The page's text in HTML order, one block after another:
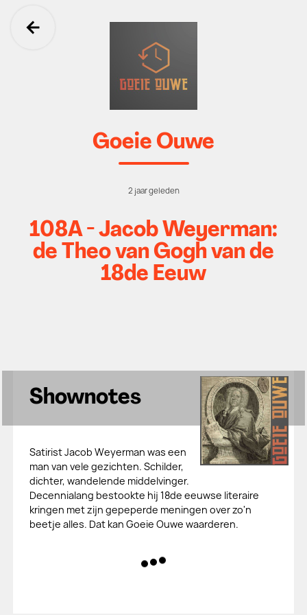
Ga terug
Goeie Ouwe
2 jaar geleden
108A - Jacob Weyerman:
de Theo van Gogh van de
18de Eeuw
Shownotes
Satirist Jacob Weyerman was een
man van vele gezichten. Schilder,
dichter, wandelende middelvinger.
Decennialang bestookte hij 18de eeuwse literaire
kringen met zijn gepeperde meningen over zo'n
beetje alles. Dat kan Goeie Ouwe waarderen.